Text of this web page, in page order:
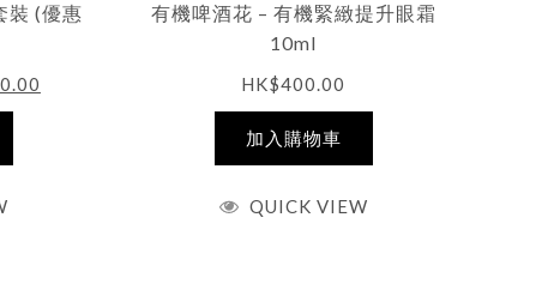
裝 (優惠
有機啤酒花 – 有機緊緻提升眼霜
10ml
HK$400.00
加入購物車
QUICK VIEW